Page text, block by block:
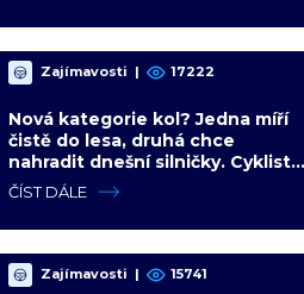
Zajímavosti | 17222
Nová kategorie kol? Jedna míří
čistě do lesa, druhá chce
nahradit dnešní silničky. Cyklisté
mají rozporuplné názory
ČÍST DÁLE
Zajímavosti | 15741